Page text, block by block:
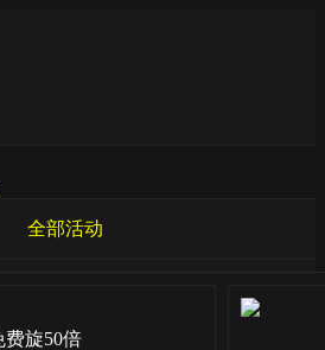
全部活动
费旋50倍